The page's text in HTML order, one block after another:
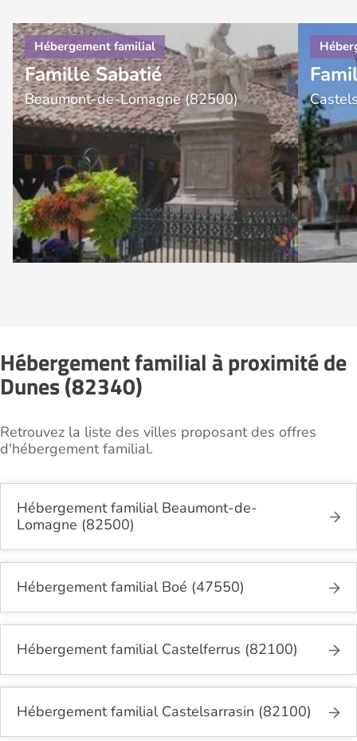
Famille Sabatié
Beaumont-de-Lomagne (82500)
Hébergement familial à proximité de
Dunes (82340)
Retrouvez la liste des villes proposant des offres
d'hébergement familial.
Hébergement familial Beaumont-de-
Lomagne (82500)
Hébergement familial Boé (47550)
Hébergement familial Castelferrus (82100)
Hébergement familial Castelsarrasin (82100)